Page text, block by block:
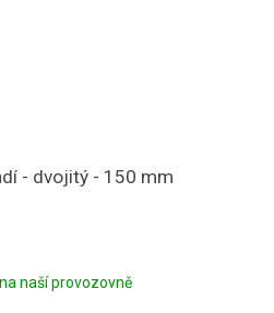
- dvojitý - 150 mm
naší provozovně